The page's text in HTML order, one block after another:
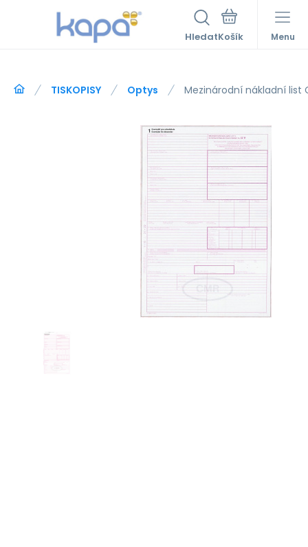
Hledat Menu
TISKOPISY Optys Mezinárodní nákladní list